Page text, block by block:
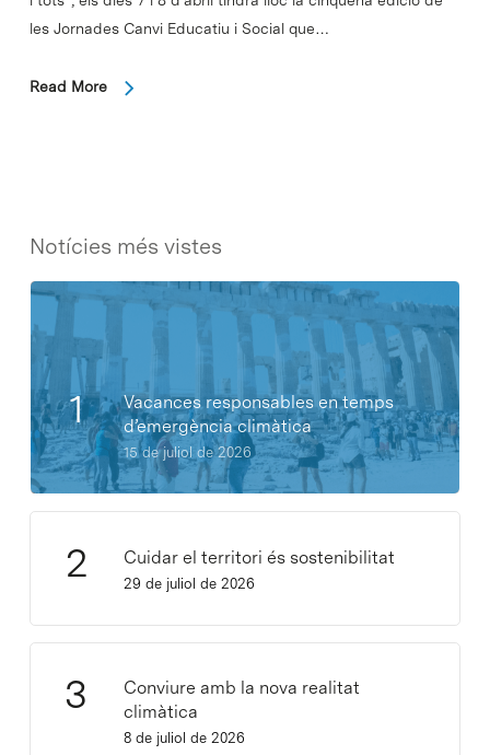
les Jornades Canvi Educatiu i Social que…
Read More
Notícies més vistes
Vacances responsables en temps
d’emergència climàtica
15 de juliol de 2026
Cuidar el territori és sostenibilitat
29 de juliol de 2026
Conviure amb la nova realitat
climàtica
8 de juliol de 2026